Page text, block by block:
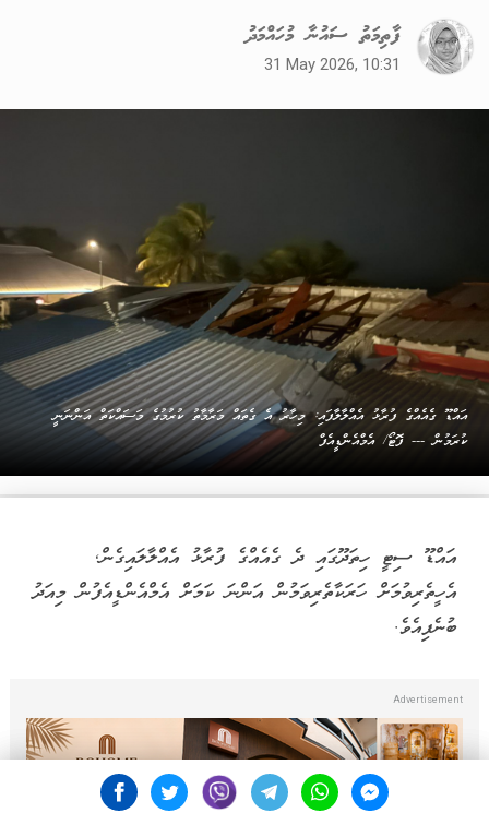
ފާތިމަތު ސައުނާ މުހައްމަދު
31 May 2026, 10:31
އައްޑޫ ގެއެއްގެ ފުރާޅު އެއްލާލާފައި: މިހާރު އެ ގެތައް މަރާމާތު ކުރުމުގެ މަސައްކަތް އަންނަނީ
ކުރަމުން --- ފޮޓޯ/ އެމްއެންޑީއެފް
އައްޑޫ ސިޓީ ހިތަދޫގައި ދެ ގެއެއްގެ ފުރާޅު އެއްލާލައިގެން,
އެހީތެރިވުމަށް ހަރަކާތެރިވަމުން އަންނަ ކަމަށް އެމްއެންޑީއެފުން މިއަދު
ބުނެފިއެވެ.